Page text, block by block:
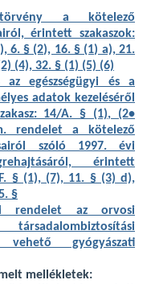
a kötelező
érintett szakaszok:
6. § (2), 16. § (1) a), 21.
(4), 32. § (1) (5) (6)
egészségügyi és a
adatok kezeléséről
14/A. § (1), (2•
rendelet a kötelező
szóló 1997. évi
érintett
§ (1), (7), 11. § (3) d),
§
rendelet az orvosi
vehető gyógyászati
mellékletek: